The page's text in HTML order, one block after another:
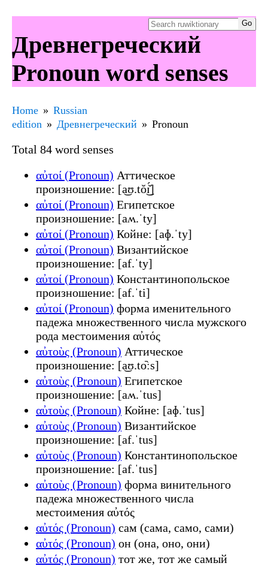
Древнегреческий
Pronoun word senses
Home
Russian
edition
Древнегреческий Pronoun
Total 84 word senses
αὐτοί (Pronoun) Аттическое
произношение: [a͜ʊ.tŏ͜ɪ̆́]
αὐτοί (Pronoun) Египетское
произношение: [aʍ.ˈty]
αὐτοί (Pronoun) Койне: [aɸ.ˈty]
αὐτοί (Pronoun) Византийское
произношение: [af.ˈty]
αὐτοί (Pronoun) Константинопольское
произношение: [af.ˈti]
αὐτοί (Pronoun) форма именительного
падежа множественного числа мужского
рода местоимения αὐτός
αὐτοὺς (Pronoun) Аттическое
произношение: [a͜ʊ.to᷆ːs]
αὐτοὺς (Pronoun) Египетское
произношение: [aʍ.ˈtus]
αὐτοὺς (Pronoun) Койне: [aɸ.ˈtus]
αὐτοὺς (Pronoun) Византийское
произношение: [af.ˈtus]
αὐτοὺς (Pronoun) Константинопольское
произношение: [af.ˈtus]
αὐτοὺς (Pronoun) форма винительного
падежа множественного числа
местоимения αὐτός
αὐτός (Pronoun) сам (сама, само, сами)
αὐτός (Pronoun) он (она, оно, они)
αὐτός (Pronoun) тот же, тот же самый